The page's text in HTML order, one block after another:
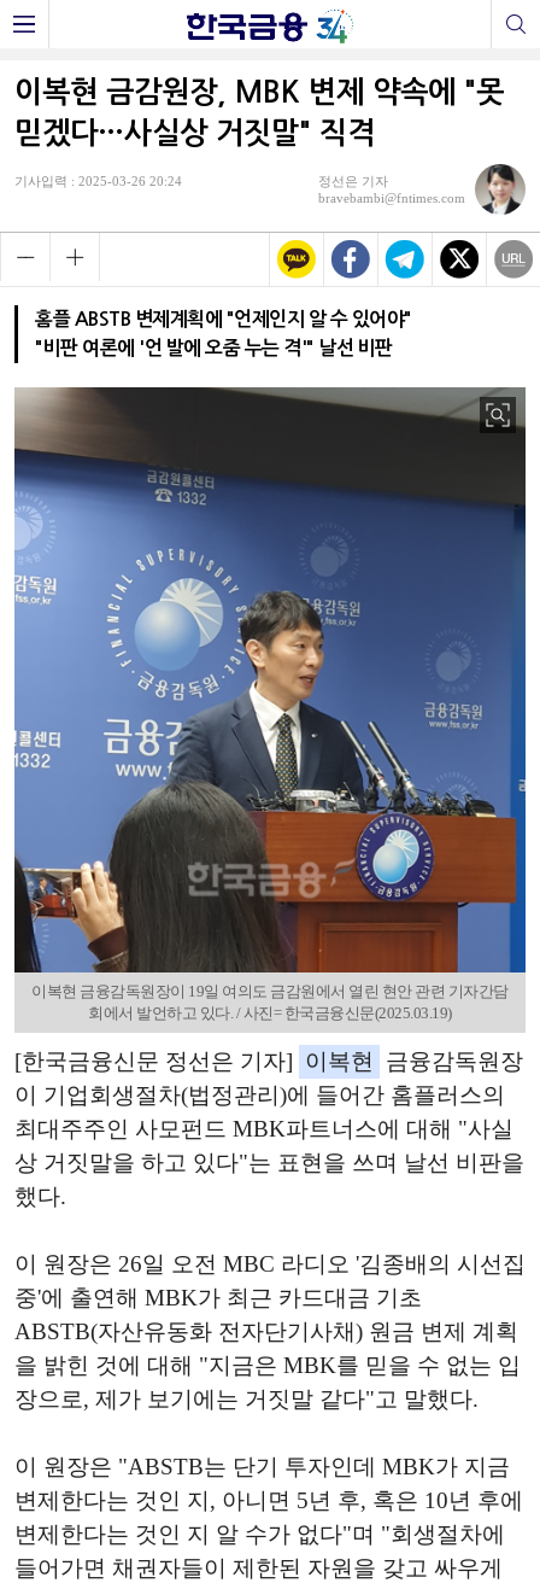
이복현 금감원장, MBK 변제 약속에 "못
믿겠다…사실상 거짓말" 직격
기사입력 : 2025-03-26 20:24
정선은 기자
bravebambi@fntimes.com
홈플 ABSTB 변제계획에 "언제인지 알 수 있어야"
"비판 여론에 '언 발에 오줌 누는 격'" 날선 비판
이복현 금융감독원장이 19일 여의도 금감원에서 열린 현안 관련 기자간담
회에서 발언하고 있다. / 사진= 한국금융신문(2025.03.19)
[한국금융신문 정선은 기자] 이복현
금융감독원장
이 기업회생절차(법정관리)에 들어간 홈플러스의
최대주주인 사모펀드 MBK파트너스에 대해 "사실
상 거짓말을 하고 있다"는 표현을 쓰며 날선 비판을
했다.
이 원장은 26일 오전 MBC 라디오 '김종배의 시선집
중'에 출연해 MBK가 최근 카드대금 기초
ABSTB(자산유동화 전자단기사채) 원금 변제 계획
을 밝힌 것에 대해 "지금은 MBK를 믿을 수 없는 입
장으로, 제가 보기에는 거짓말 같다"고 말했다.
이 원장은 "ABSTB는 단기 투자인데 MBK가 지금
변제한다는 것인 지, 아니면 5년 후, 혹은 10년 후에
변제한다는 것인 지 알 수가 없다"며 "회생절차에
들어가면 채권자들이 제한된 자원을 갖고 싸우게